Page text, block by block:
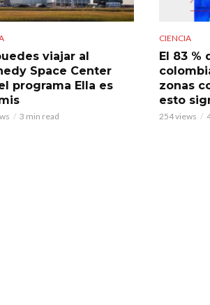
viajar al
Space Center
programa Ella es
3 min read
CIENCIA
El 83 %
zonas
esto
254 views